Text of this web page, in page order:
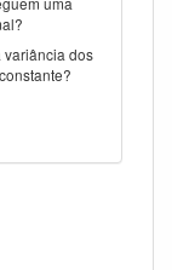
variância dos